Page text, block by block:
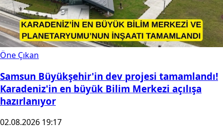
Öne Çıkan
Samsun Büyükşehir'in dev projesi tamamlandı!
Karadeniz'in en büyük Bilim Merkezi açılışa
hazırlanıyor
02.08.2026 19:17